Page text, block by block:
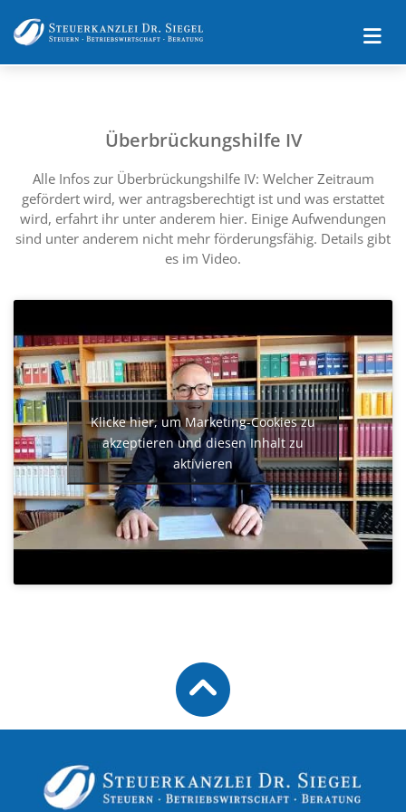
Klicke hier, um Marketing-Cookies zu
akzeptieren und diesen Inhalt zu
aktivieren
Überbrückungshilfe IV
Alle Infos zur Überbrückungshilfe IV: Welcher Zeitraum
gefördert wird, wer antragsberechtigt ist und was erstattet
wird, erfahrt ihr unter anderem hier. Einige Aufwendungen
sind unter anderem nicht mehr förderungsfähig. Details gibt
es im Video.